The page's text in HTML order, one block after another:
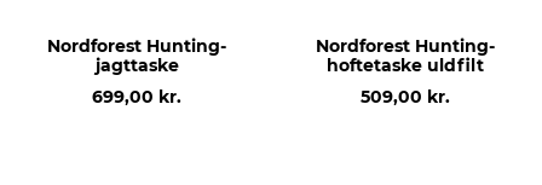
Nordforest Hunting-
jagttaske
699,00 kr.
Nordforest Hunting-
hoftetaske uldfilt
509,00 kr.